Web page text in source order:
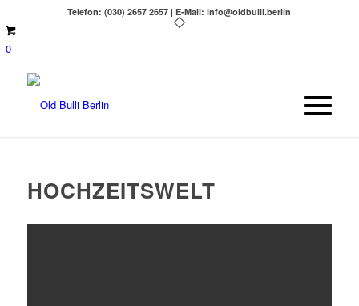
Telefon: (030) 2657 2657 | E-Mail: info@oldbulli.berlin
0
HOCHZEITSWELT